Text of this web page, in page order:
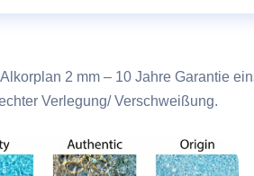
mm – 10 Jahre Garantie einschließlich
Verlegung/ Verschweißung.